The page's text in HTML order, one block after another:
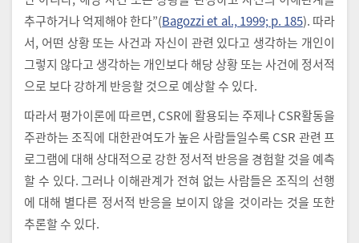
추구하거나 억제해야 한다”(Bagozzi et al., 1999; p. 185). 따라
서, 어떤 상황 또는 사건과 자신이 관련 있다고 생각하는 개인이
그렇지 않다고 생각하는 개인보다 해당 상황 또는 사건에 정서적
으로 보다 강하게 반응할 것으로 예상할 수 있다.
따라서 평가이론에 따르면, CSR에 활용되는 주제나 CSR활동을
주관하는 조직에 대한관여도가 높은 사람들일수록 CSR 관련 프
로그램에 대해 상대적으로 강한 정서적 반응을 경험할 것을 예측
할 수 있다. 그러나 이해관계가 전혀 없는 사람들은 조직의 선행
에 대해 별다른 정서적 반응을 보이지 않을 것이라는 것을 또한
추론할 수 있다.